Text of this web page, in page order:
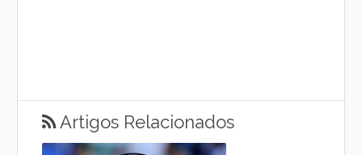
Artigos Relacionados